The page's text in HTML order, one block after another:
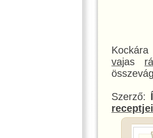
vajas
Szerző: